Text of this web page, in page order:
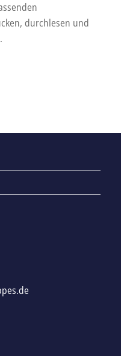
durchlesen und